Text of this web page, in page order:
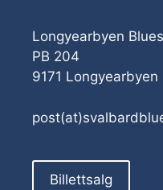
Longyearbyen
PB 204
9171 Longyearbyen
Billettsalg